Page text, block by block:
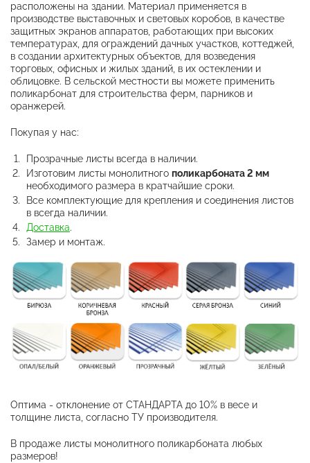
расположены на здании. Материал применяется в
производстве выставочных и световых коробов, в качестве
защитных экранов аппаратов, работающих при высоких
температурах, для ограждений дачных участков, коттеджей,
в создании архитектурных объектов, для возведения
торговых, офисных и жилых зданий, в их остеклении и
облицовке. В сельской местности вы можете применить
поликарбонат для строительства ферм, парников и
оранжерей.
Покупая у нас:
Прозрачные листы всегда в наличии.
Изготовим листы монолитного поликарбоната 2 мм
необходимого размера в кратчайшие сроки.
Все комплектующие для крепления и соединения листов
в всегда наличии.
Доставка.
Замер и монтаж.
Оптима - отклонение от СТАНДАРТА до 10% в весе и
толщине листа, согласно ТУ производителя.
В продаже листы монолитного поликарбоната любых
размеров!